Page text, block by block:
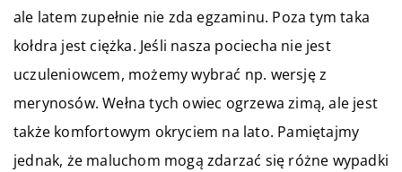
ale latem zupełnie nie zda egzaminu. Poza tym taka
kołdra jest ciężka. Jeśli nasza pociecha nie jest
uczuleniowcem, możemy wybrać np. wersję z
merynosów. Wełna tych owiec ogrzewa zimą, ale jest
także komfortowym okryciem na lato. Pamiętajmy
jednak, że maluchom mogą zdarzać się różne wypadki